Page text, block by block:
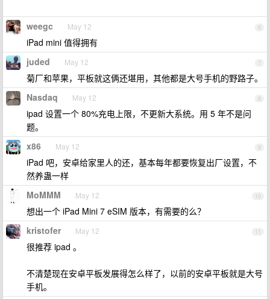
6
weegc May 12
iPad mini 值得拥有
7
juded May 12
菊厂和苹果，平板就这俩还堪用，其他都是大号手机的野路子。
8
Nasdaq May 12
ipad 设置一个 80%充电上限，不更新大系统。用 5 年不是问
题。
9
x86 May 12
iPad 吧，安卓给家里人的还，基本每年都要恢复出厂设置，不
然养蛊一样
10
MoMMM May 12
想出一个 iPad Mini 7 eSIM 版本，有需要的么？
11
kristofer May 12
很推荐 ipad 。
不清楚现在安卓平板发展得怎么样了，以前的安卓平板就是大号
手机。